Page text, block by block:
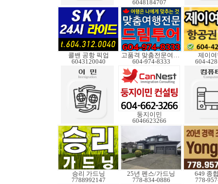
6048184707
콜밴 공항 픽업
6043120040
고품격 맞춤전문여행사
604-974-8333
제이
604-
둥지이민
6046623266
승리 가드닝
7788992147
25년 펜스/가드닝
778-834-0886
649 종
778-